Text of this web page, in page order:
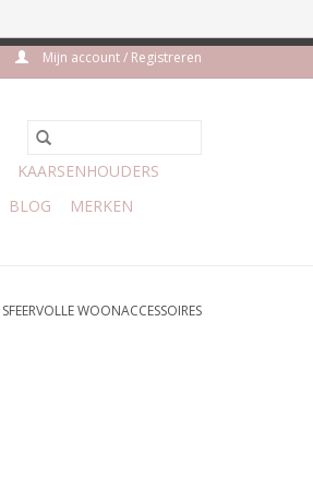
Mijn account / Registreren
KAARSENHOUDERS
BLOG MERKEN
SFEERVOLLE WOONACCESSOIRES